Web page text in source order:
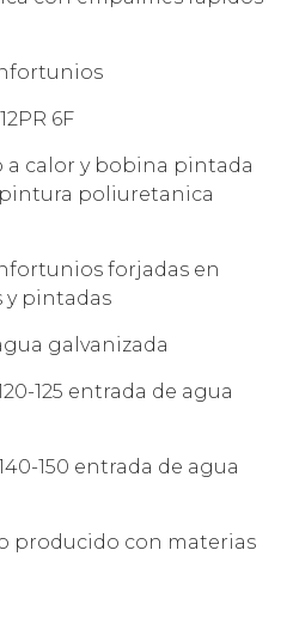
6F
a calor y bobina pintada
poliuretanica
forjadas en
y pintadas
galvanizada
125 entrada de agua
150 entrada de agua
producido con materias